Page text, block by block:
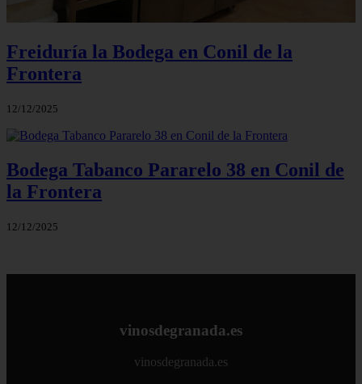
Freiduría la Bodega en Conil de la
Frontera
12/12/2025
Bodega Tabanco Pararelo 38 en Conil de
la Frontera
12/12/2025
vinosdegranada.es
vinosdegranada.es